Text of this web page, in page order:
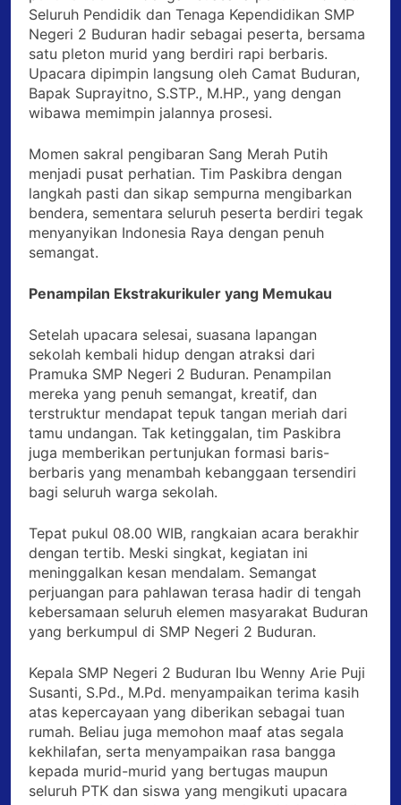
Seluruh Pendidik dan Tenaga Kependidikan SMP
Negeri 2 Buduran hadir sebagai peserta, bersama
satu pleton murid yang berdiri rapi berbaris.
Upacara dipimpin langsung oleh Camat Buduran,
Bapak Suprayitno, S.STP., M.HP., yang dengan
wibawa memimpin jalannya prosesi.
Momen sakral pengibaran Sang Merah Putih
menjadi pusat perhatian. Tim Paskibra dengan
langkah pasti dan sikap sempurna mengibarkan
bendera, sementara seluruh peserta berdiri tegak
menyanyikan Indonesia Raya dengan penuh
semangat.
Penampilan Ekstrakurikuler yang Memukau
Setelah upacara selesai, suasana lapangan
sekolah kembali hidup dengan atraksi dari
Pramuka SMP Negeri 2 Buduran. Penampilan
mereka yang penuh semangat, kreatif, dan
terstruktur mendapat tepuk tangan meriah dari
tamu undangan. Tak ketinggalan, tim Paskibra
juga memberikan pertunjukan formasi baris-
berbaris yang menambah kebanggaan tersendiri
bagi seluruh warga sekolah.
Tepat pukul 08.00 WIB, rangkaian acara berakhir
dengan tertib. Meski singkat, kegiatan ini
meninggalkan kesan mendalam. Semangat
perjuangan para pahlawan terasa hadir di tengah
kebersamaan seluruh elemen masyarakat Buduran
yang berkumpul di SMP Negeri 2 Buduran.
Kepala SMP Negeri 2 Buduran Ibu Wenny Arie Puji
Susanti, S.Pd., M.Pd. menyampaikan terima kasih
atas kepercayaan yang diberikan sebagai tuan
rumah. Beliau juga memohon maaf atas segala
kekhilafan, serta menyampaikan rasa bangga
kepada murid-murid yang bertugas maupun
seluruh PTK dan siswa yang mengikuti upacara